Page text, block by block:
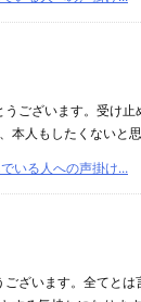
うございます。受け
本人もしたくないと
いる人への声掛け...
ございます。全てと